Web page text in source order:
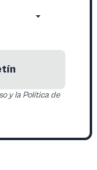
y la Política de